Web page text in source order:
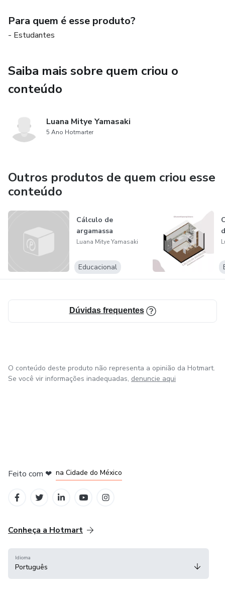
Para quem é esse produto?
- Estudantes
Saiba mais sobre quem criou o
conteúdo
Luana Mitye Yamasaki
5 Ano Hotmarter
Outros produtos de quem criou esse
conteúdo
Cálculo de
argamassa
Luana Mitye Yamasaki
Educacional
Dúvidas frequentes
O conteúdo deste produto não representa a opinião da Hotmart.
Se você vir informações inadequadas, denuncie aqui
Feito com ❤ na Cidade do México
Conheça a Hotmart
Idioma
Português